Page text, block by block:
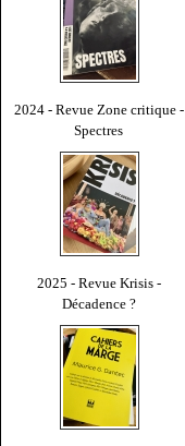
2024 - Revue Zone critique -
Spectres
2025 - Revue Krisis -
Décadence ?